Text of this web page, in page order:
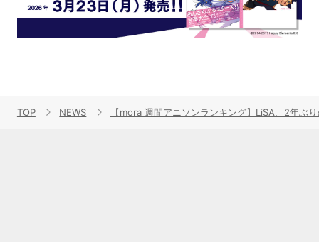
TOP NEWS 【mora 週間アニソンランキング】LiSA、2年ぶ